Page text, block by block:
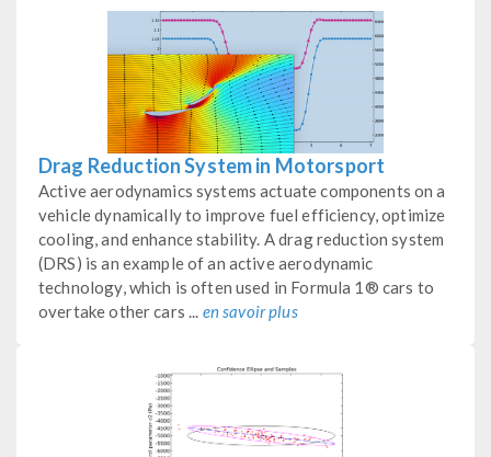
Drag Reduction System in Motorsport
Active aerodynamics systems actuate components on a
vehicle dynamically to improve fuel efficiency, optimize
cooling, and enhance stability. A drag reduction system
(DRS) is an example of an active aerodynamic
technology, which is often used in Formula 1® cars to
overtake other cars ... en savoir plus